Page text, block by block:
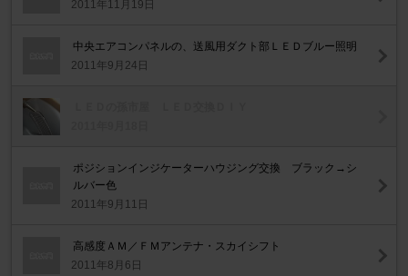
2011年11月19日
中央エアコンパネルの、送風用ダクト部ＬＥＤブルー照明
2011年9月24日
ポジションインジケーターハウジング交換 ブラック→シ
ルバー色
2011年9月11日
高感度ＡＭ／ＦＭアンテナ・スカイシフト
2011年8月6日